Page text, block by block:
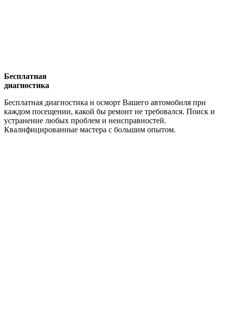
Бесплатная
диагностика
Бесплатная диагностика и осморт Вашего автомобиля при
каждом посещении, какой бы ремонт не требовался. Поиск и
устранение любых проблем и неисправностей.
Квалифицированные мастера с большим опытом.